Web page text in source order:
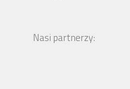
Nasi partnerzy: